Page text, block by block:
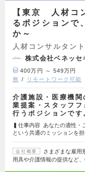
【東京 人材コ
るポジションで
か～
人材コンサルタン
株式会社ベネッセ
400万円 ～ 549万円
務
リモートワーク可能
介護施設・医療機
業提案・スタッフ
行うポジションで
▍仕事内容 あなたの適性・
という共通のミッションを
会社概要
さまざまな雇用
用具や介護情報の提供など